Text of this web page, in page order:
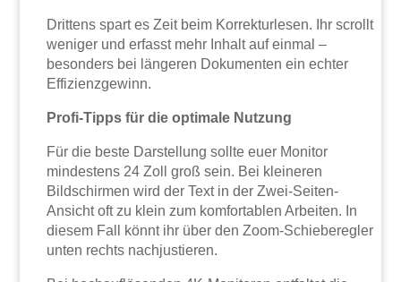
Drittens spart es Zeit beim Korrekturlesen. Ihr scrollt
weniger und erfasst mehr Inhalt auf einmal –
besonders bei längeren Dokumenten ein echter
Effizienzgewinn.
Profi-Tipps für die optimale Nutzung
Für die beste Darstellung sollte euer Monitor
mindestens 24 Zoll groß sein. Bei kleineren
Bildschirmen wird der Text in der Zwei-Seiten-
Ansicht oft zu klein zum komfortablen Arbeiten. In
diesem Fall könnt ihr über den Zoom-Schieberegler
unten rechts nachjustieren.